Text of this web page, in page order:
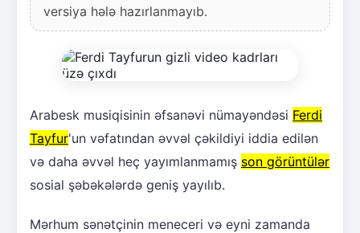
versiya hələ hazırlanmayıb.
Arabesk musiqisinin əfsanəvi nümayəndəsi Ferdi
Tayfur'un vəfatından əvvəl çəkildiyi iddia edilən
və daha əvvəl heç yayımlanmamış son görüntülər
sosial şəbəkələrdə geniş yayılıb.
Mərhum sənətçinin meneceri və eyni zamanda